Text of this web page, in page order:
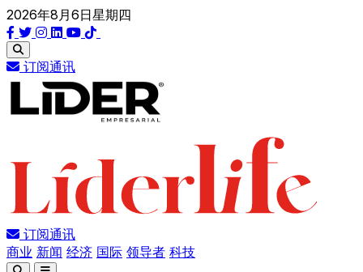
2026年8月6日星期四
订阅通讯
订阅通讯
商业 新闻 经济 国际 领导者 科技